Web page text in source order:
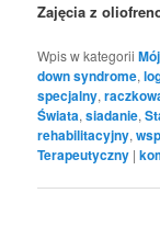
Zajęcia z
Wpis w kategorii
down syndrome,
specjalny,
Świata,siadanie,
rehabilitacyjny,
Terapeutyczny |